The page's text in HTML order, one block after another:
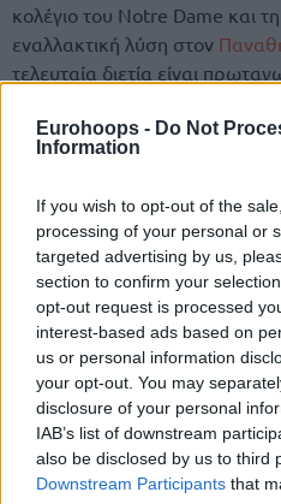
Eurohoops - Do Not
Information
If you wish to opt-out of the
processing of your personal or
targeted advertising by us,
section to confirm your
opt-out request is processed
interest-based ads based on
us or personal information
your opt-out. You may
disclosure of your personal
IAB’s list of downstream
also be disclosed by us to third
Downstream Participants that
κολέγιο του Notre Dame και
εναλλακτική λύση στον
τελευταία διετία είναι
Στο ντέρμπι με τη
όντας εκ των βασικών λόγων
μηδέν στην άμυνα στα
βάρος της 75-67 να φτάσουμε
αποκορύφωμα την
με το σκορ στο 75-76!